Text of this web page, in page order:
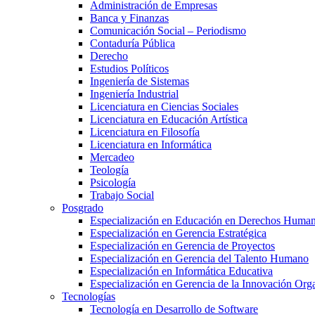
Administración de Empresas
Banca y Finanzas
Comunicación Social – Periodismo
Contaduría Pública
Derecho
Estudios Políticos
Ingeniería de Sistemas
Ingeniería Industrial
Licenciatura en Ciencias Sociales
Licenciatura en Educación Artística
Licenciatura en Filosofía
Licenciatura en Informática
Mercadeo
Teología
Psicología
Trabajo Social
Posgrado
Especialización en Educación en Derechos
Especialización en Gerencia Estratégica
Especialización en Gerencia de Proyectos
Especialización en Gerencia del Talento Humano
Especialización en Informática Educativa
Especialización en Gerencia de la Innovación
Tecnologías
Tecnología en Desarrollo de Software